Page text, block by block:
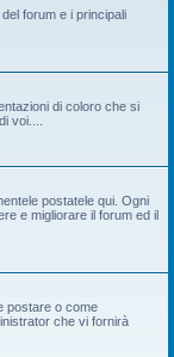
forum e i principali
di coloro che si
voi....
postatele qui. Ogni
e migliorare il forum ed il
postare o come
che vi fornirà